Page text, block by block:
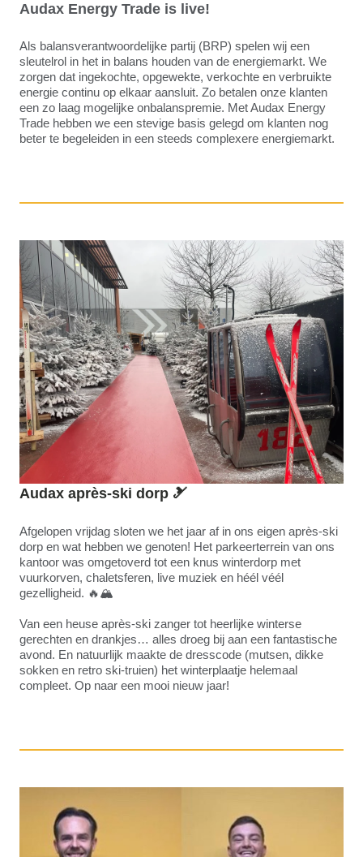
Audax Energy Trade is live!
Als balansverantwoordelijke partij (BRP) spelen wij een
sleutelrol in het in balans houden van de energiemarkt. We
zorgen dat ingekochte, opgewekte, verkochte en verbruikte
energie continu op elkaar aansluit. Zo betalen onze klanten
een zo laag mogelijke onbalanspremie. Met Audax Energy
Trade hebben we een stevige basis gelegd om klanten nog
beter te begeleiden in een steeds complexere energiemarkt.
Audax après-ski dorp 🎿
Afgelopen vrijdag sloten we het jaar af in ons eigen après-ski
dorp en wat hebben we genoten! Het parkeerterrein van ons
kantoor was omgetoverd tot een knus winterdorp met
vuurkorven, chaletsferen, live muziek en héél véél
gezelligheid. 🔥🏔️
Van een heuse après-ski zanger tot heerlijke winterse
gerechten en drankjes… alles droeg bij aan een fantastische
avond. En natuurlijk maakte de dresscode (mutsen, dikke
sokken en retro ski-truien) het winterplaatje helemaal
compleet. Op naar een mooi nieuw jaar!